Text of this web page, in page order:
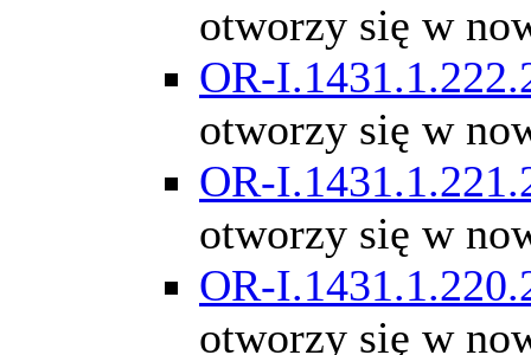
otworzy się w
OR-
otworzy się w
OR-
otworzy się w
OR-
otworzy się w